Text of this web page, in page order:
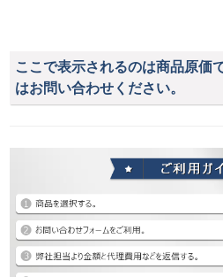
ここで表示されるのは商品原価
はお問い合わせください。